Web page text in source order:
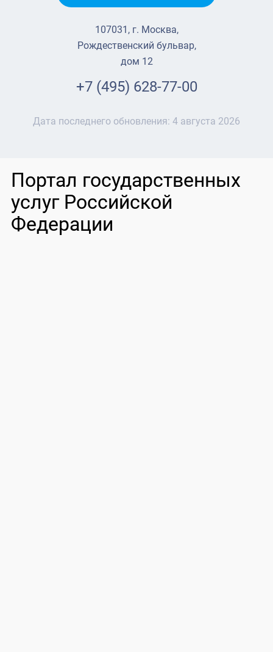
107031, г. Москва,
Рождественский бульвар,
дом 12
+7 (495) 628-77-00
Дата последнего обновления: 4 августа 2026
Портал государственных
услуг Российской
Федерации